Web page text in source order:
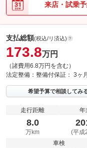
来店・試乗
支払総額(税込/リ済込)
173.8万円
（諸費用6.8万円を含む）
法定整備： 整備付保証： 3ヶ
希望予算で相談してみ
走行距離
8.0
万km
年
(平成
車検